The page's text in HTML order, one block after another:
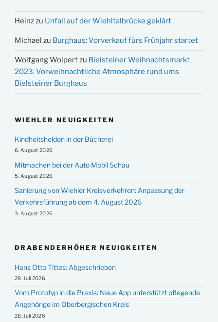
Heinzzu Unfall auf der Wiehltalbrücke geklärt
Michael zu Burghaus: Vorverkauf fürs Frühjahr startet
Wolfgang Wolpertzu Bielsteiner Weihnachtsmarkt
2023: Vorweihnachtliche Atmosphäre rund ums
Bielsteiner Burghaus
WIEHLER NEUIGKEITEN
Kindheitshelden in der Bücherei
6. August 2026
Mitmachen bei der Auto Mobil Schau
5. August 2026
Sanierung von Wiehler Kreisverkehren: Anpassung der
Verkehrsführung ab dem 4. August 2026
3. August 2026
DRABENDERHÖHER NEUIGKEITEN
Hans Otto Tittes: Abgeschrieben
28. Juli 2026
Vom Prototyp in die Praxis: Neue App unterstützt pflegende
Angehörige im Oberbergischen Kreis
28. Juli 2026